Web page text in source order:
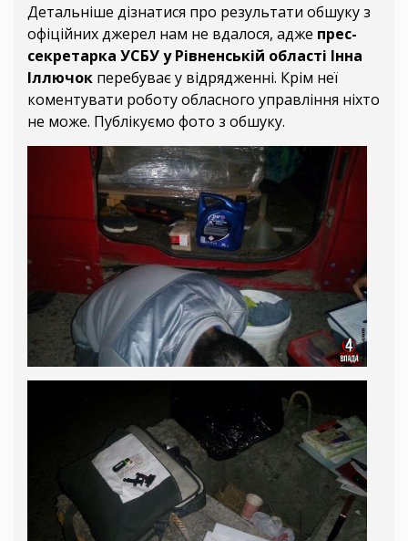
Детальніше дізнатися про результати обшуку з
офіційних джерел нам не вдалося, адже прес-
секретарка УСБУ у Рівненській області Інна
Іллючок перебуває у відрядженні. Крім неї
коментувати роботу обласного управління ніхто
не може. Публікуємо фото з обшуку.